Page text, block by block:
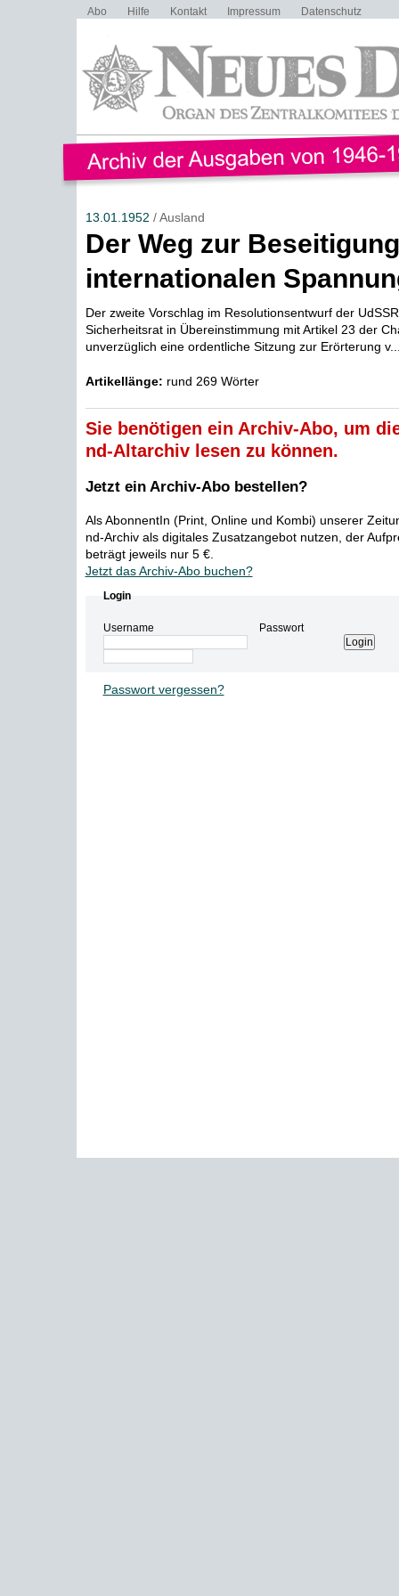
Abo Hilfe Kontakt Impressum Datenschutz
13.01.1952 / Ausland
Der Weg zur
internationalen
Der zweite Vorschlag im Resolutionsentwurf der
Sicherheitsrat in Übereinstimmung mit Artikel 23 der
unverzüglich eine ordentliche Sitzung zur Erörterung
Artikellänge: rund 269 Wörter
Sie benötigen ein Archiv-Abo, um
nd-Altarchiv lesen zu können.
Jetzt ein Archiv-Abo bestellen?
Als AbonnentIn (Print, Online und Kombi) unserer
nd-Archiv als digitales Zusatzangebot nutzen, der
beträgt jeweils nur 5 €.
Jetzt das Archiv-Abo buchen?
Login
Username Passwort
Passwort vergessen?